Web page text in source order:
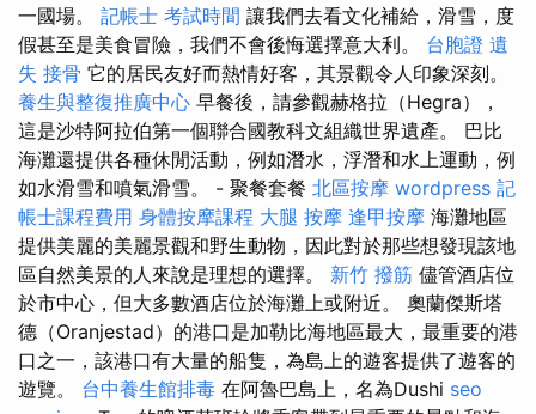
一國場。 記帳士 考試時間 讓我們去看文化補給，滑雪，度
假甚至是美食冒險，我們不會後悔選擇意大利。 台胞證 遺
失 接骨 它的居民友好而熱情好客，其景觀令人印象深刻。
養生與整復推廣中心 早餐後，請參觀赫格拉（Hegra），
這是沙特阿拉伯第一個聯合國教科文組織世界遺產。 巴比
海灘還提供各種休閒活動，例如潛水，浮潛和水上運動，例
如水滑雪和噴氣滑雪。 - 聚餐套餐 北區按摩 wordpress 記
帳士課程費用 身體按摩課程 大腿 按摩 逢甲按摩 海灘地區
提供美麗的美麗景觀和野生動物，因此對於那些想發現該地
區自然美景的人來說是理想的選擇。 新竹 撥筋 儘管酒店位
於市中心，但大多數酒店位於海灘上或附近。 奧蘭傑斯塔
德（Oranjestad）的港口是加勒比海地區最大，最重要的港
口之一，該港口有大量的船隻，為島上的遊客提供了遊客的
遊覽。 台中養生館排毒 在阿魯巴島上，名為Dushi seo